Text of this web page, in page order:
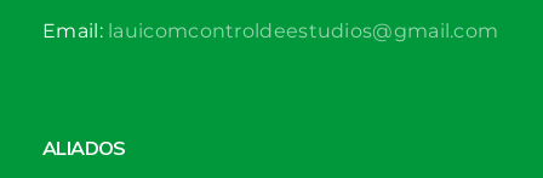
Email:lauicomcontroldeestudios@gmail.com
ALIADOS